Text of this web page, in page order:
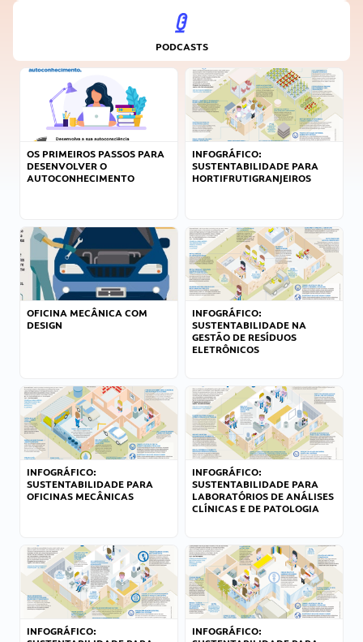
PODCASTS
OS PRIMEIROS PASSOS PARA
DESENVOLVER O
AUTOCONHECIMENTO
INFOGRÁFICO:
SUSTENTABILIDADE PARA
HORTIFRUTIGRANJEIROS
OFICINA MECÂNICA COM
DESIGN
INFOGRÁFICO:
SUSTENTABILIDADE NA
GESTÃO DE RESÍDUOS
ELETRÔNICOS
INFOGRÁFICO:
SUSTENTABILIDADE PARA
OFICINAS MECÂNICAS
INFOGRÁFICO:
SUSTENTABILIDADE PARA
LABORATÓRIOS DE ANÁLISES
CLÍNICAS E DE PATOLOGIA
INFOGRÁFICO:
INFOGRÁFICO: